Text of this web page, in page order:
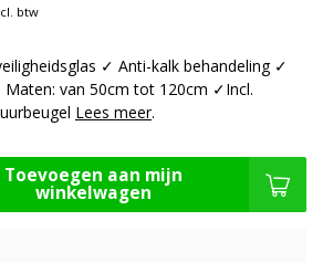
btw
✓ Anti-kalk behandeling ✓
van 50cm tot 120cm ✓Incl.
Lees meer.
Toevoegen aan mijn
winkelwagen